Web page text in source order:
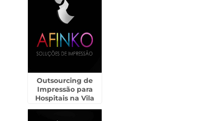
Outsourcing de
Impressão para
Hospitais na Vila